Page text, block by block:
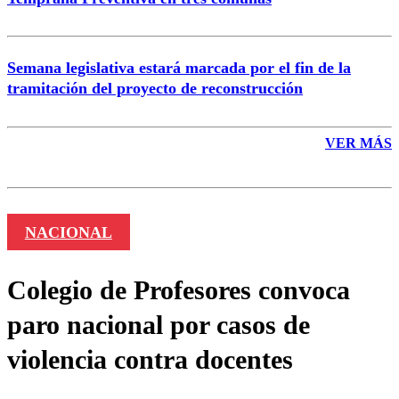
Semana legislativa estará marcada por el fin de la
tramitación del proyecto de reconstrucción
VER MÁS
NACIONAL
Colegio de Profesores convoca
paro nacional por casos de
violencia contra docentes